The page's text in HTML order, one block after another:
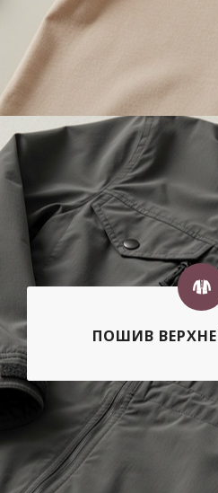
ПОШИВ